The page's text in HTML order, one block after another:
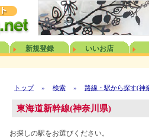
新規登録 いいお店
トップ » 検索 » 路線・駅から探す(神
東海道新幹線(神奈川県)
お探しの駅をお選びください。